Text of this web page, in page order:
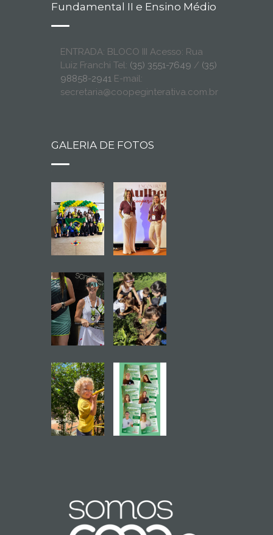
Fundamental II e Ensino Médio
ENTRADA: BLOCO III Acesso: Rua
Luiz Franchi Tel: (35) 3551-7649 / (35)
98858-2941 E-mail:
secretaria@coopeginterativa.com.br
GALERIA DE FOTOS